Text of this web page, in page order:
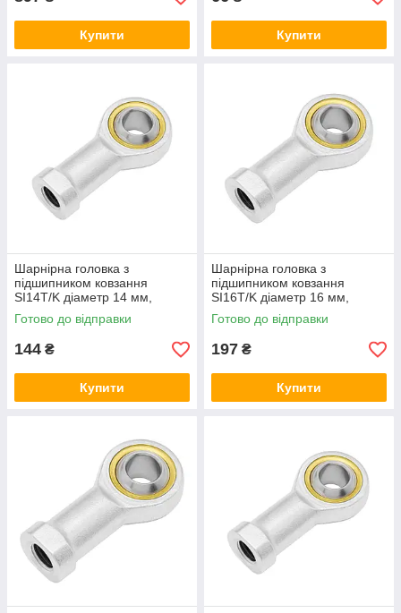
Купити Купити
Шарнірна головка з
підшипником ковзання
SI14T/K діаметр 14 мм,
наконечник штока з
внутрішньою правою різьбою
Готово до відправки
144 ₴
Купити
Шарнірна головка з
підшипником ковзання
SI16T/K діаметр 16 мм,
наконечник штока з
внутрішньою правою різьбою
Готово до відправки
197 ₴
Купити